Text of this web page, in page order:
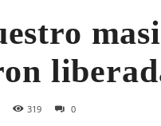
319 0